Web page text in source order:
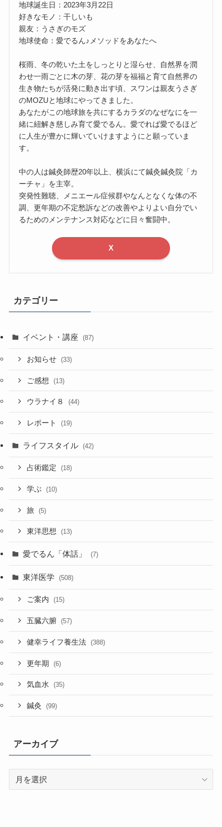
地球誕生日：2023年3月22日
好きなモノ：干しいも
親友：うさぎのモズ
地球使命：愛でるん♪メソッドをあなたへ
桜雨、冬の乾いた土をしっとりと湿らせ、自然界を潤
わせ一雨ごとに木の芽、花の芽を福福と育て自然界の
生き物たちが活発に動き出す頃、スワンは親友うさぎ
のMOZUと地球にやってきました。
あなたがこの地球旅を共にするカラダのなぜなにを一
緒に紐解き慈しみ育て愛でるん。愛でれば愛でるほど
に人生が豊かに輝いていけますようにと願っていま
す。
中の人は鍼灸師歴20年以上、横浜にて鍼灸鍼灸院「カ
ーチャ」を主宰。
突発性難聴、メニエール症候群やなんとなくな体の不
調、更年期の不定愁訴などの改善やよりよい自分でい
るためのメンテナンス対応などに日々奮闘中。
X
カテゴリー
イベント・講座 (87)
お知らせ (33)
ご感想 (13)
ウラナイ８ (44)
レポート (19)
ライフスタイル (42)
占術鑑定 (18)
学ぶ (10)
旅 (5)
東洋思想 (13)
愛でるん「体話」 (7)
東洋医学 (508)
ご案内 (15)
五臓六腑 (57)
健幸ライフ養生法 (388)
更年期 (6)
気血水 (35)
鍼灸 (99)
アーカイブ